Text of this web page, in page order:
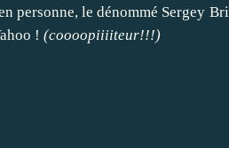
personne, le dénommé Sergey
! (coooopiiiiteur!!!)